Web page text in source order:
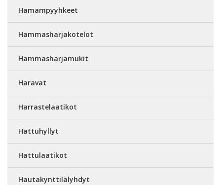
Hamampyyhkeet
Hammasharjakotelot
Hammasharjamukit
Haravat
Harrastelaatikot
Hattuhyllyt
Hattulaatikot
Hautakynttilälyhdyt